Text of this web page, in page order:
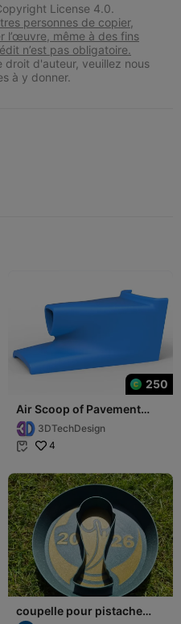
License 4.0.
personnes de copier,
l’œuvre, même à des fins
n’est pas obligatoire.
droit d'auteur, veuillez nous
à y donner.
250
Air Scoop of Pavement
Silver Crown Car Scale
1:253DTechDesign
 4
coupelle pour pistache